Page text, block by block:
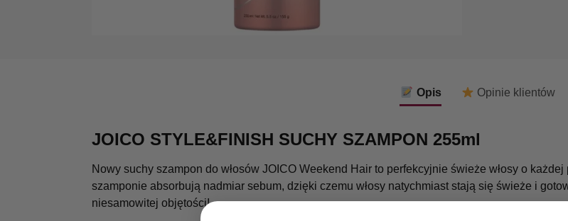
Opis Opinie klientów
JOICO STYLE&FINISH SUCHY SZAMPON 255ml
Nowy suchy szampon do włosów JOICO Weekend Hair to perfekcyjnie świeże włosy o
szamponie absorbują nadmiar sebum, dzięki czemu włosy natychmiast stają się świeże i
niesamowitej objętości!